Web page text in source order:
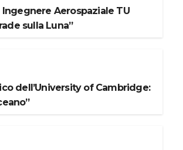
Ingegnere Aerospaziale TU
sulla Luna”
dell’University of Cambridge: